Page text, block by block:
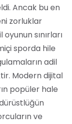
Ancak bu en
zorluklar
sınırları
sporda hile
adil
Modern dijital
popüler hale
ve